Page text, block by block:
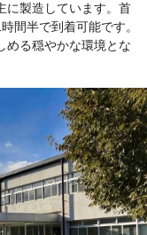
に製造しています。首
間半で到着可能です。
める穏やかな環境とな